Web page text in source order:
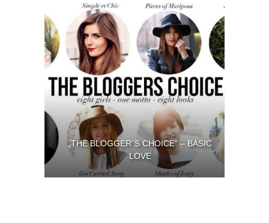
„THE BLOGGER´S CHOICE“ – BASIC
LOVE